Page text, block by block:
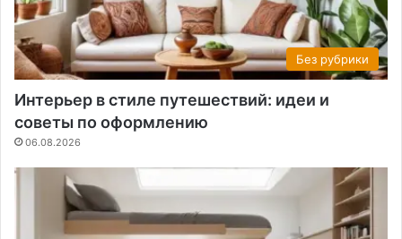
Без рубрики
Интерьер в стиле путешествий: идеи и
советы по оформлению
06.08.2026